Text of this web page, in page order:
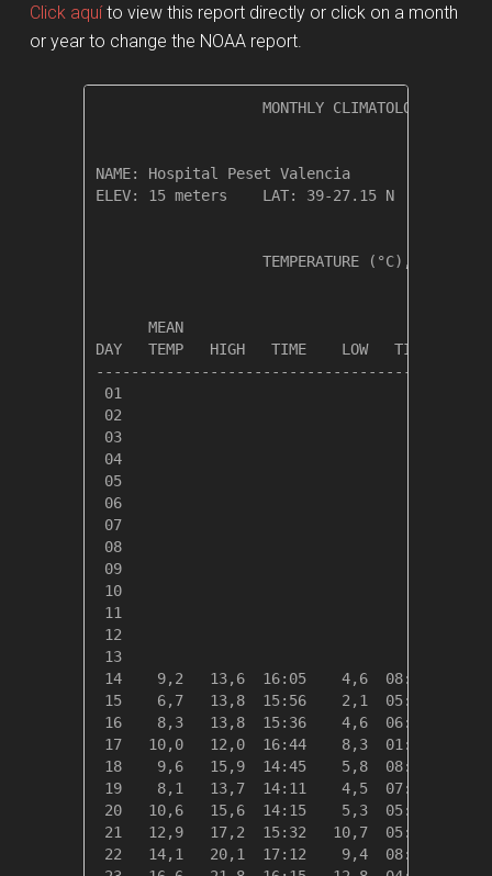
Click aquíto view this report directly or click on a month
or year to change the NOAA report.
MONTHLY CLIMATOLOGICAL
NAME: Hospital Peset
ELEV: 15 meters    LAT: 39-27.15 N    LONG:
TEMPERATURE (°C), RAIN
MEAN
DAY   TEMP   HIGH   TIME    LOW   TIME
01
02
03
04
05
06
07
08
09
10
11
12
13
14    9,2   13,6  16:05    4,6  08:40
15    6,7   13,8  15:56    2,1  05:55
16    8,3   13,8  15:36    4,6  06:03
17   10,0   12,0  16:44    8,3  01:05
18    9,6   15,9  14:45    5,8  08:29
19    8,1   13,7  14:11    4,5  07:55
20   10,6   15,6  14:15    5,3  05:47
21   12,9   17,2  15:32   10,7  05:02
22   14,1   20,1  17:12    9,4  08:14